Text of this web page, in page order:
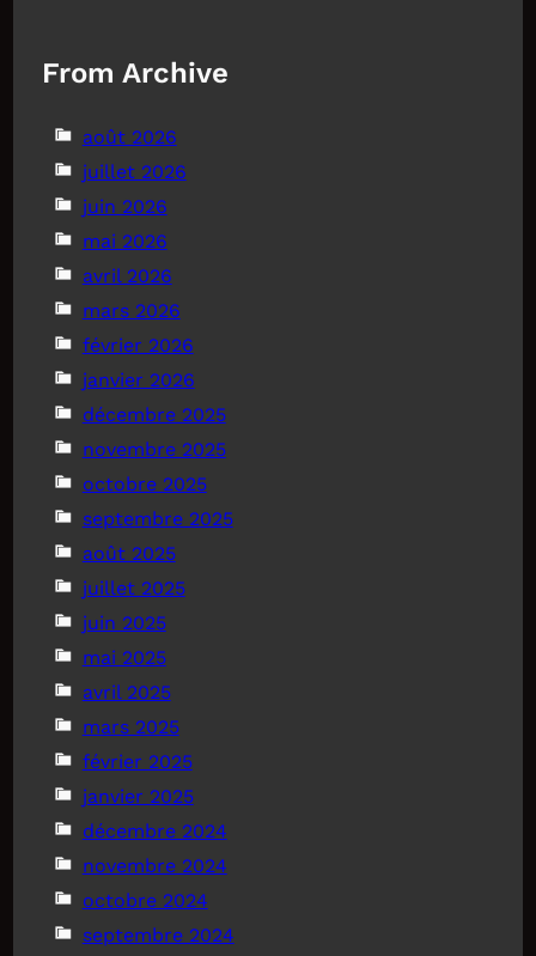
From Archive
août 2026
juillet 2026
juin 2026
mai 2026
avril 2026
mars 2026
février 2026
janvier 2026
décembre 2025
novembre 2025
octobre 2025
septembre 2025
août 2025
juillet 2025
juin 2025
mai 2025
avril 2025
mars 2025
février 2025
janvier 2025
décembre 2024
novembre 2024
octobre 2024
septembre 2024